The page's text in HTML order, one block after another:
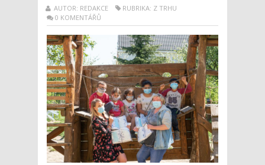
AUTOR: REDAKCE
RUBRIKA: Z TRHU
0 KOMENTÁŘŮ